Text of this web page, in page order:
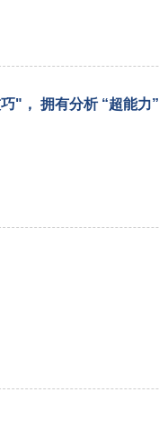
"， 拥有分析 “超能力”